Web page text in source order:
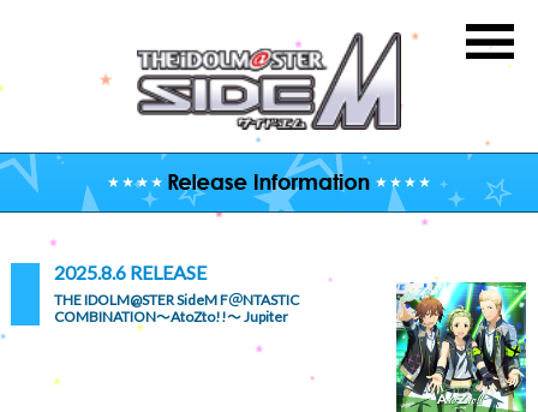
2025.8.6 RELEASE
THE IDOLM@STER SideM F＠NTASTIC
COMBINATION～AtoZto!!～ Jupiter